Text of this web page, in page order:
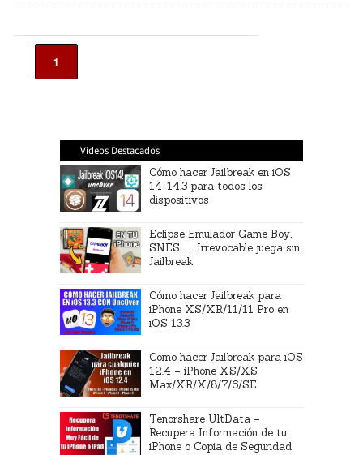
1
Videos Destacados
Cómo hacer Jailbreak en iOS
14-14.3 para todos los
dispositivos
Eclipse Emulador Game Boy,
SNES … Irrevocable juega sin
Jailbreak
Cómo hacer Jailbreak para
iPhone XS/XR/11/11 Pro en
iOS 13.3
Como hacer Jailbreak para iOS
12.4 – iPhone XS/XS
Max/XR/X/8/7/6/SE
Tenorshare UltData –
Recupera Información de tu
iPhone o Copia de Seguridad